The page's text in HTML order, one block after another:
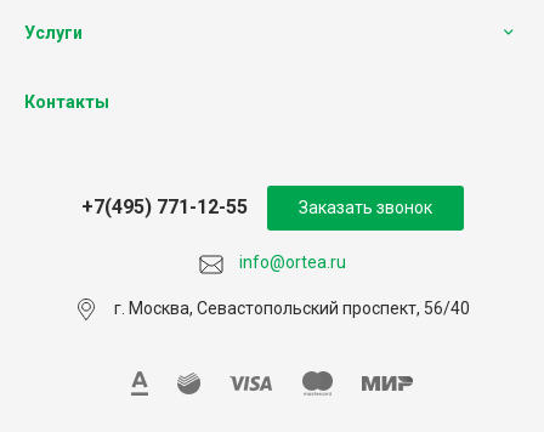
Услуги
Контакты
info@ortea.ru
+7(495) 771-12-55
г. Москва, Севастопольский проспект, 56/40
Заказать звонок